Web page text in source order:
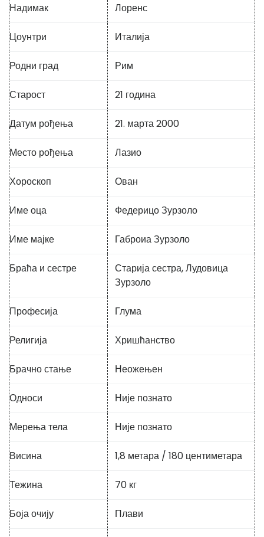
Надимак Лоренс
Цоунтри Италија
Родни град Рим
Старост 21 година
Датум рођења 21. марта 2000
Место рођења Лазио
Хороскоп Ован
Име оца Федерицо Зурзоло
Име мајке Габроиа Зурзоло
Браћа и сестре
Старија сестра, Лудовица
Зурзоло
Професија Глума
Религија Хришћанство
Брачно стање Неожењен
Односи Није познато
Мерења тела Није познато
Висина 1,8 метара / 180 центиметара
Тежина 70 кг
Боја очију Плави